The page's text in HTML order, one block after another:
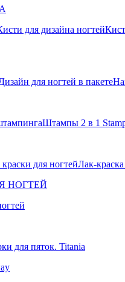
для дизайна ногтей
для ногтей в пакете
Штампы 2 в 1
для ногтейЛак-
НОГТЕЙ
для пяток. Titania